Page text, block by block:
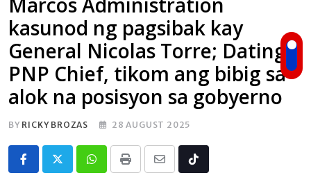
kasunod ng pagsibak kay
General Nicolas Torre; Dating
PNP Chief, tikom ang bibig sa
alok na posisyon sa gobyerno
BY RICKY BROZAS 28 AUGUST 2025
Whatsapp
Print
Share Tiktok